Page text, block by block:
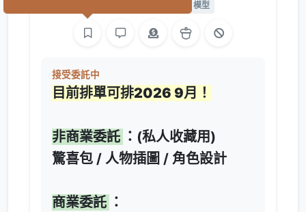
L2D 模型
接受委託中
目前排單可排2026 9月！
非商業委託 ：(私人收藏用)
驚喜包 / 人物插圖 / 角色設計
商業委託 ：